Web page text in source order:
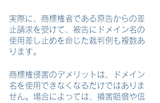
実際に、商標権者である原告からの差
止請求を受けて、被告にドメイン名の
使用差し止めを命じた裁判例も複数あ
ります。
商標権侵害のデメリットは、ドメイン
名を使用できなくなるだけではありま
せん。場合によっては、損害賠償や信